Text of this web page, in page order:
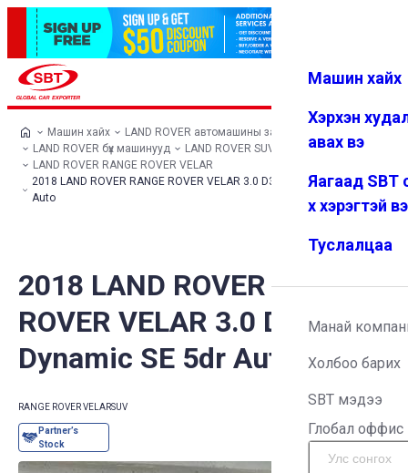
Дуртай Цэс
Машин хайх
Хэрхэн
авах вэ
Яагаад SBT
х хэрэгтэй
Туслалцаа
Манай
Холбоо барих
SBT мэдээ
Глобал оффис
Машин хайх
LAND ROVER автомашины загварууд
LAND ROVER бүх машинууд
LAND ROVER SUV
LAND ROVER RANGE ROVER VELAR
2018 LAND ROVER RANGE ROVER VELAR 3.0 D300 R-Dynamic SE 5dr
Auto
2018 LAND ROVER RANGE
ROVER VELAR 3.0 D300 R-
Dynamic SE 5dr Auto
RANGE ROVER VELARSUV